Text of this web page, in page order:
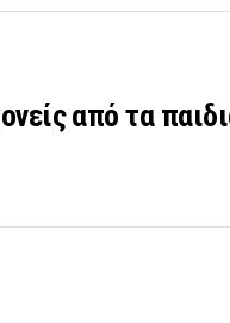
από τα